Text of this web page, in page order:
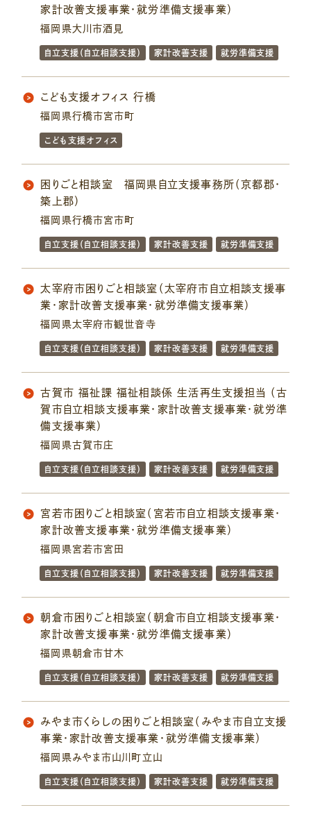
家計改善支援事業・就労準備支援事業）
福岡県大川市酒見
自立支援（自立相談支援） 家計改善支援 就労準備支援
こども支援オフィス 行橋
福岡県行橋市宮市町
こども支援オフィス
困りごと相談室 福岡県自立支援事務所（京都郡・
築上郡）
福岡県行橋市宮市町
自立支援（自立相談支援） 家計改善支援 就労準備支援
太宰府市困りごと相談室（太宰府市自立相談支援事
業・家計改善支援事業・就労準備支援事業）
福岡県太宰府市観世音寺
自立支援（自立相談支援） 家計改善支援 就労準備支援
古賀市 福祉課 福祉相談係 生活再生支援担当 （古
賀市自立相談支援事業・家計改善支援事業・就労準
備支援事業）
福岡県古賀市庄
自立支援（自立相談支援） 家計改善支援 就労準備支援
宮若市困りごと相談室（宮若市自立相談支援事業・
家計改善支援事業・就労準備支援事業）
福岡県宮若市宮田
自立支援（自立相談支援） 家計改善支援 就労準備支援
朝倉市困りごと相談室（朝倉市自立相談支援事業・
家計改善支援事業・就労準備支援事業）
福岡県朝倉市甘木
自立支援（自立相談支援） 家計改善支援 就労準備支援
みやま市くらしの困りごと相談室（みやま市自立支援
事業・家計改善支援事業・就労準備支援事業）
福岡県みやま市山川町立山
自立支援（自立相談支援） 家計改善支援 就労準備支援